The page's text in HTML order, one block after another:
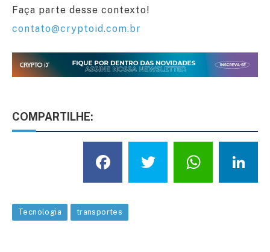
Faça parte desse contexto!
contato@cryptoid.com.br
COMPARTILHE:
Facebook
Twitter
Tecnologia transportes